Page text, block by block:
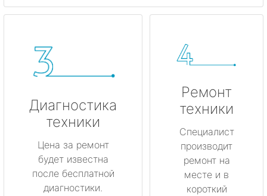
Диагностика
техники
Цена за ремонт
будет известна
после бесплатной
диагностики.
Ремонт
техники
Специалист
производит
ремонт на
месте и в
короткий